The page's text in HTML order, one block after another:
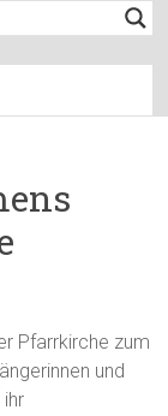
Pfarrkirche zum
und